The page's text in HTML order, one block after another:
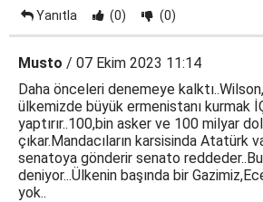
Yanıtla (0) (0)
Musto / 07 Ekim 2023 11:14
Daha önceleri denemeye
ülkemizde büyük ermenistanı kurmak
yaptırır..100,bin asker ve 100 milyar
çıkar.Mandacıların karsisinda Atatürk
senatoya gönderir senato
deniyor...Ülkenin başında bir
yok..